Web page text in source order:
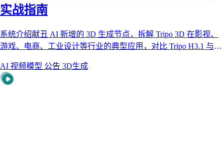
实战指南
系统介绍献丑 AI 新增的 3D 生成节点，拆解 Tripo 3D 在影视、
游戏、电商、工业设计等行业的典型应用，对比 Tripo H3.1 与
文生 3D 与图生 3D。
AI 视频模型 公告 3D生成